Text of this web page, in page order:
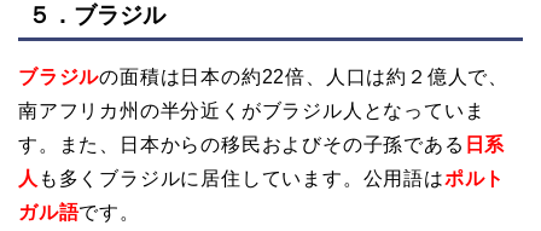
５．ブラジル
ブラジルの面積は日本の約22倍、人口は約２億人で、
南アフリカ州の半分近くがブラジル人となっていま
す。また、日本からの移民およびその子孫である 日系
人 も多くブラジルに居住しています。公用語はポルト
ガル語です。